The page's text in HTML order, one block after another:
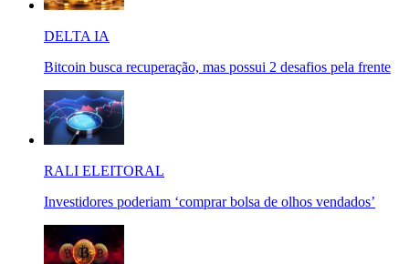
DELTA IA
Bitcoin busca recuperação, mas possui 2 desafios pela frente
RALI ELEITORAL
Investidores poderiam ‘comprar bolsa de olhos vendados’